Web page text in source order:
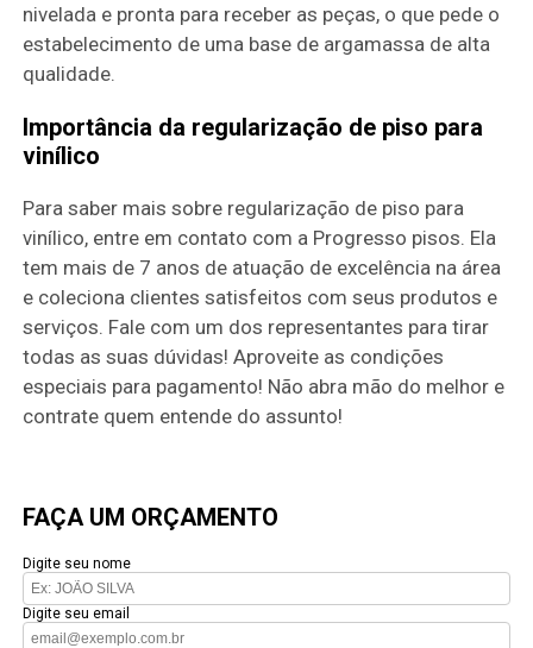
nivelada e pronta para receber as peças, o que pede o
estabelecimento de uma base de argamassa de alta
qualidade.
Importância da regularização de piso para
vinílico
Para saber mais sobre regularização de piso para
vinílico, entre em contato com a Progresso pisos. Ela
tem mais de 7 anos de atuação de excelência na área
e coleciona clientes satisfeitos com seus produtos e
serviços. Fale com um dos representantes para tirar
todas as suas dúvidas! Aproveite as condições
especiais para pagamento! Não abra mão do melhor e
contrate quem entende do assunto!
FAÇA UM ORÇAMENTO
Digite seu nome
Digite seu email